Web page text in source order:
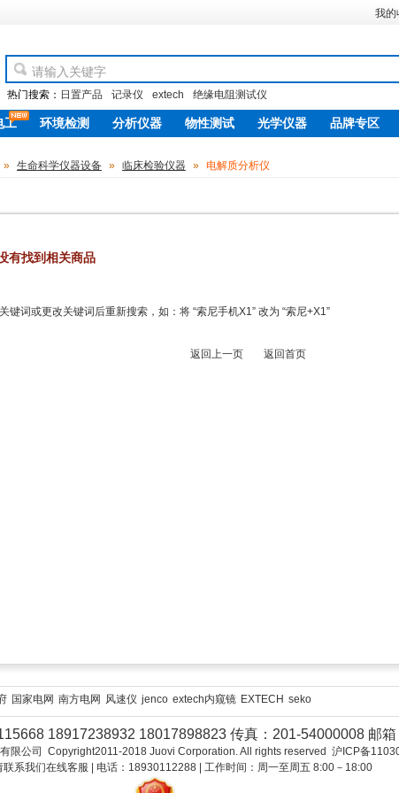
我的
热门搜索： 日置产品 记录仪 extech 绝缘电阻测试仪
工
new
环境检测 分析仪器 物性测试 光学仪器 品牌专区
» 生命科学仪器设备 » 临床检验仪器 » 电解质分析仪
有找到相关商品
键词或更改关键词后重新搜索，如：将 “索尼手机X1” 改为 “索尼+X1”
返回上一页 返回首页
国家电网 南方电网 风速仪 jenco extech内窥镜 EXTECH seko
18917238932 18017898823 传真：201-54000008 邮箱
限公司 Copyright2011-2018 Juovi Corporation. All rights reserved 沪ICP备
联系我们在线客服 | 电话：18930112288 | 工作时间：周一至周五 8:00－18:00